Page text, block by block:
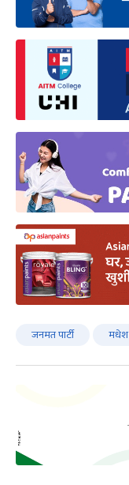
जनमत पार्टी मधेश